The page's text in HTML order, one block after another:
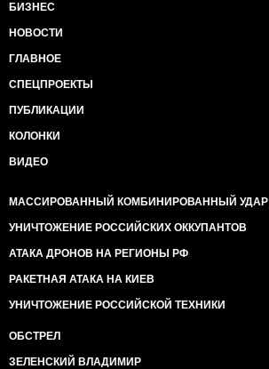
БИЗНЕС
НОВОСТИ
ГЛАВНОЕ
СПЕЦПРОЕКТЫ
ПУБЛИКАЦИИ
КОЛОНКИ
ВИДЕО
МАССИРОВАННЫЙ КОМБИНИРОВАННЫЙ УДАР
УНИЧТОЖЕНИЕ РОССИЙСКИХ ОККУПАНТОВ
АТАКА ДРОНОВ НА РЕГИОНЫ РФ
РАКЕТНАЯ АТАКА НА КИЕВ
УНИЧТОЖЕНИЕ РОССИЙСКОЙ ТЕХНИКИ
ОБСТРЕЛ
ЗЕЛЕНСКИЙ ВЛАДИМИР